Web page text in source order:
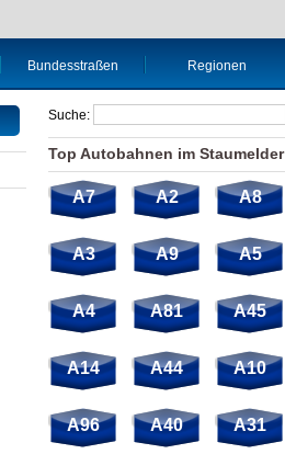
Bundesstraßen Regionen
Suche:
Top Autobahnen im Staumelder
A7 A2 A8
A3 A9 A5
A4 A81 A45
A14 A44 A10
A96 A40 A31